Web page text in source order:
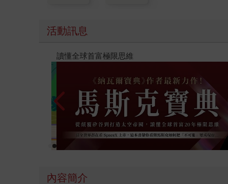
活動訊息
【父親節禮物展】5折起，滿888送88點金幣
內容簡介